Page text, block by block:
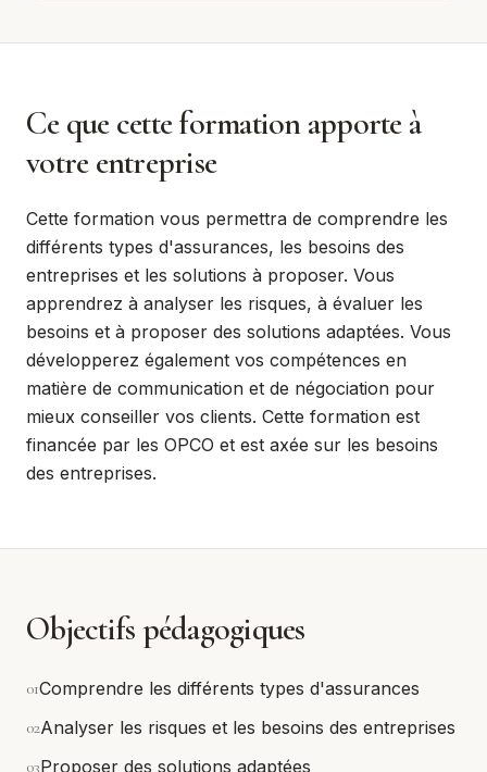
Ce que cette formation apporte à
votre entreprise
Cette formation vous permettra de comprendre les
différents types d'assurances, les besoins des
entreprises et les solutions à proposer. Vous
apprendrez à analyser les risques, à évaluer les
besoins et à proposer des solutions adaptées. Vous
développerez également vos compétences en
matière de communication et de négociation pour
mieux conseiller vos clients. Cette formation est
financée par les OPCO et est axée sur les besoins
des entreprises.
Objectifs pédagogiques
01Comprendre les différents types d'assurances
02Analyser les risques et les besoins des entreprises
03Proposer des solutions adaptées